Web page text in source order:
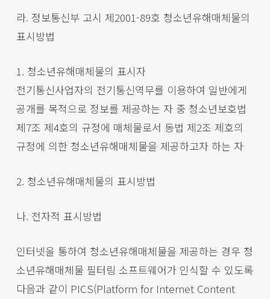
라. 정보통신부 고시 제2001-89호 청소년유해매체물의
표시방법
1. 청소년유해매체물의 표시자
전기통신사업자의 전기통신역무를 이용하여 일반에게
공개를 목적으로 정보를 제공하는 자 중 청소년보호법
제7조 제4호의 규정에 매체물로서 동법 제2조 제호의
규정에 의한 청소년유해매체물을 제공하고자 하는 자
2. 청소년유해매체물의 표시방법
나. 전자적 표시방법
인터넷을 통하여 청소년유해매체물을 제공하는 경우 청
소년유해매체물 필터링 소프트웨어가 인식할 수 있도록
다음과 같이 PICS(Platform for Internet Content